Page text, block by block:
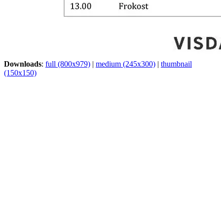
Downloads: full (800x979) | medium (245x300) | thumbnail
(150x150)